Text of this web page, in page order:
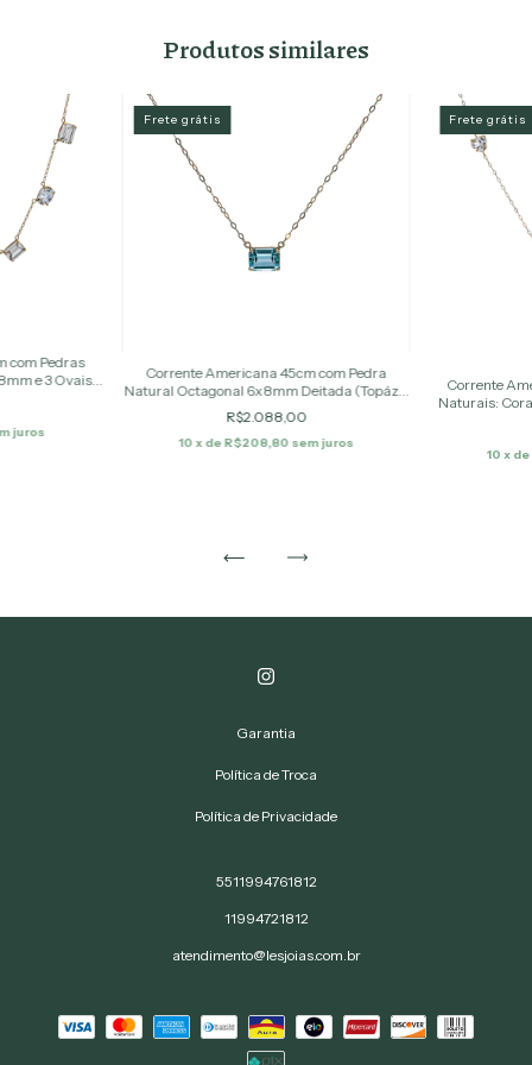
Produtos similares
com Pedras
e 3 Ovais
juros
Frete grátis
Corrente Americana 45cm com Pedra
Natural Octagonal 6x8mm Deitada (Topázio
Verde)
R$2.088,00
10 x deR$208,80 sem juros
Frete grátis
Corrente
Naturais:
10 x de
Garantia
Política de Troca
Política de Privacidade
5511994761812
11994721812
atendimento@lesjoias.com.br